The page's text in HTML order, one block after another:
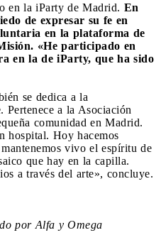
en la iParty de Madrid. En
de expresar su fe en
en la plataforma de
«He participado en
en la de iParty, que ha sido
se dedica a la
Pertenece a la Asociación
comunidad en Madrid.
hospital. Hoy hacemos
vivo el espíritu de
que hay en la capilla.
a través del arte», concluye.
por Alfa y Omega